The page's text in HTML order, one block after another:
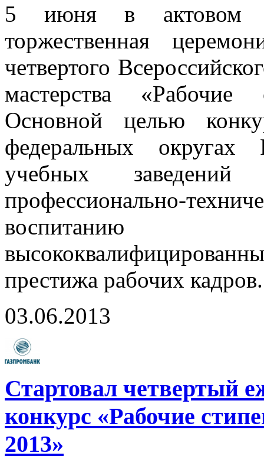
5 июня в актовом
торжественная
четвертого
мастерства «Рабочие
Основной целью
федеральных округах
учебных
профессионально-
воспитанию
престижа рабочих кадров.
03.06.2013
Стартовал четвертый
конкурс «Рабочие
2013»